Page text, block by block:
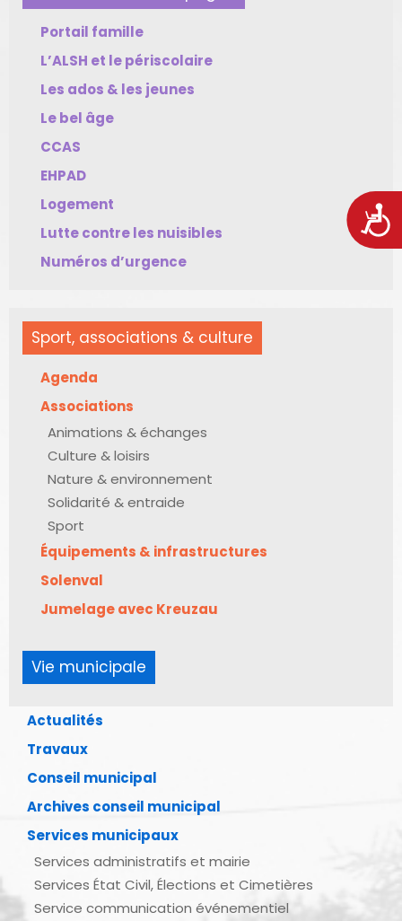
Portail famille
L’ALSH et le périscolaire
Les ados & les jeunes
Le bel âge
CCAS
EHPAD
Logement
Lutte contre les nuisibles
Numéros d’urgence
Sport, associations & culture
Agenda
Associations
Animations & échanges
Culture & loisirs
Nature & environnement
Solidarité & entraide
Sport
Équipements & infrastructures
Solenval
Jumelage avec Kreuzau
Vie municipale
Actualités
Travaux
Conseil municipal
Archives conseil municipal
Services municipaux
Services administratifs et mairie
Services État Civil, Élections et Cimetières
Service communication événementiel